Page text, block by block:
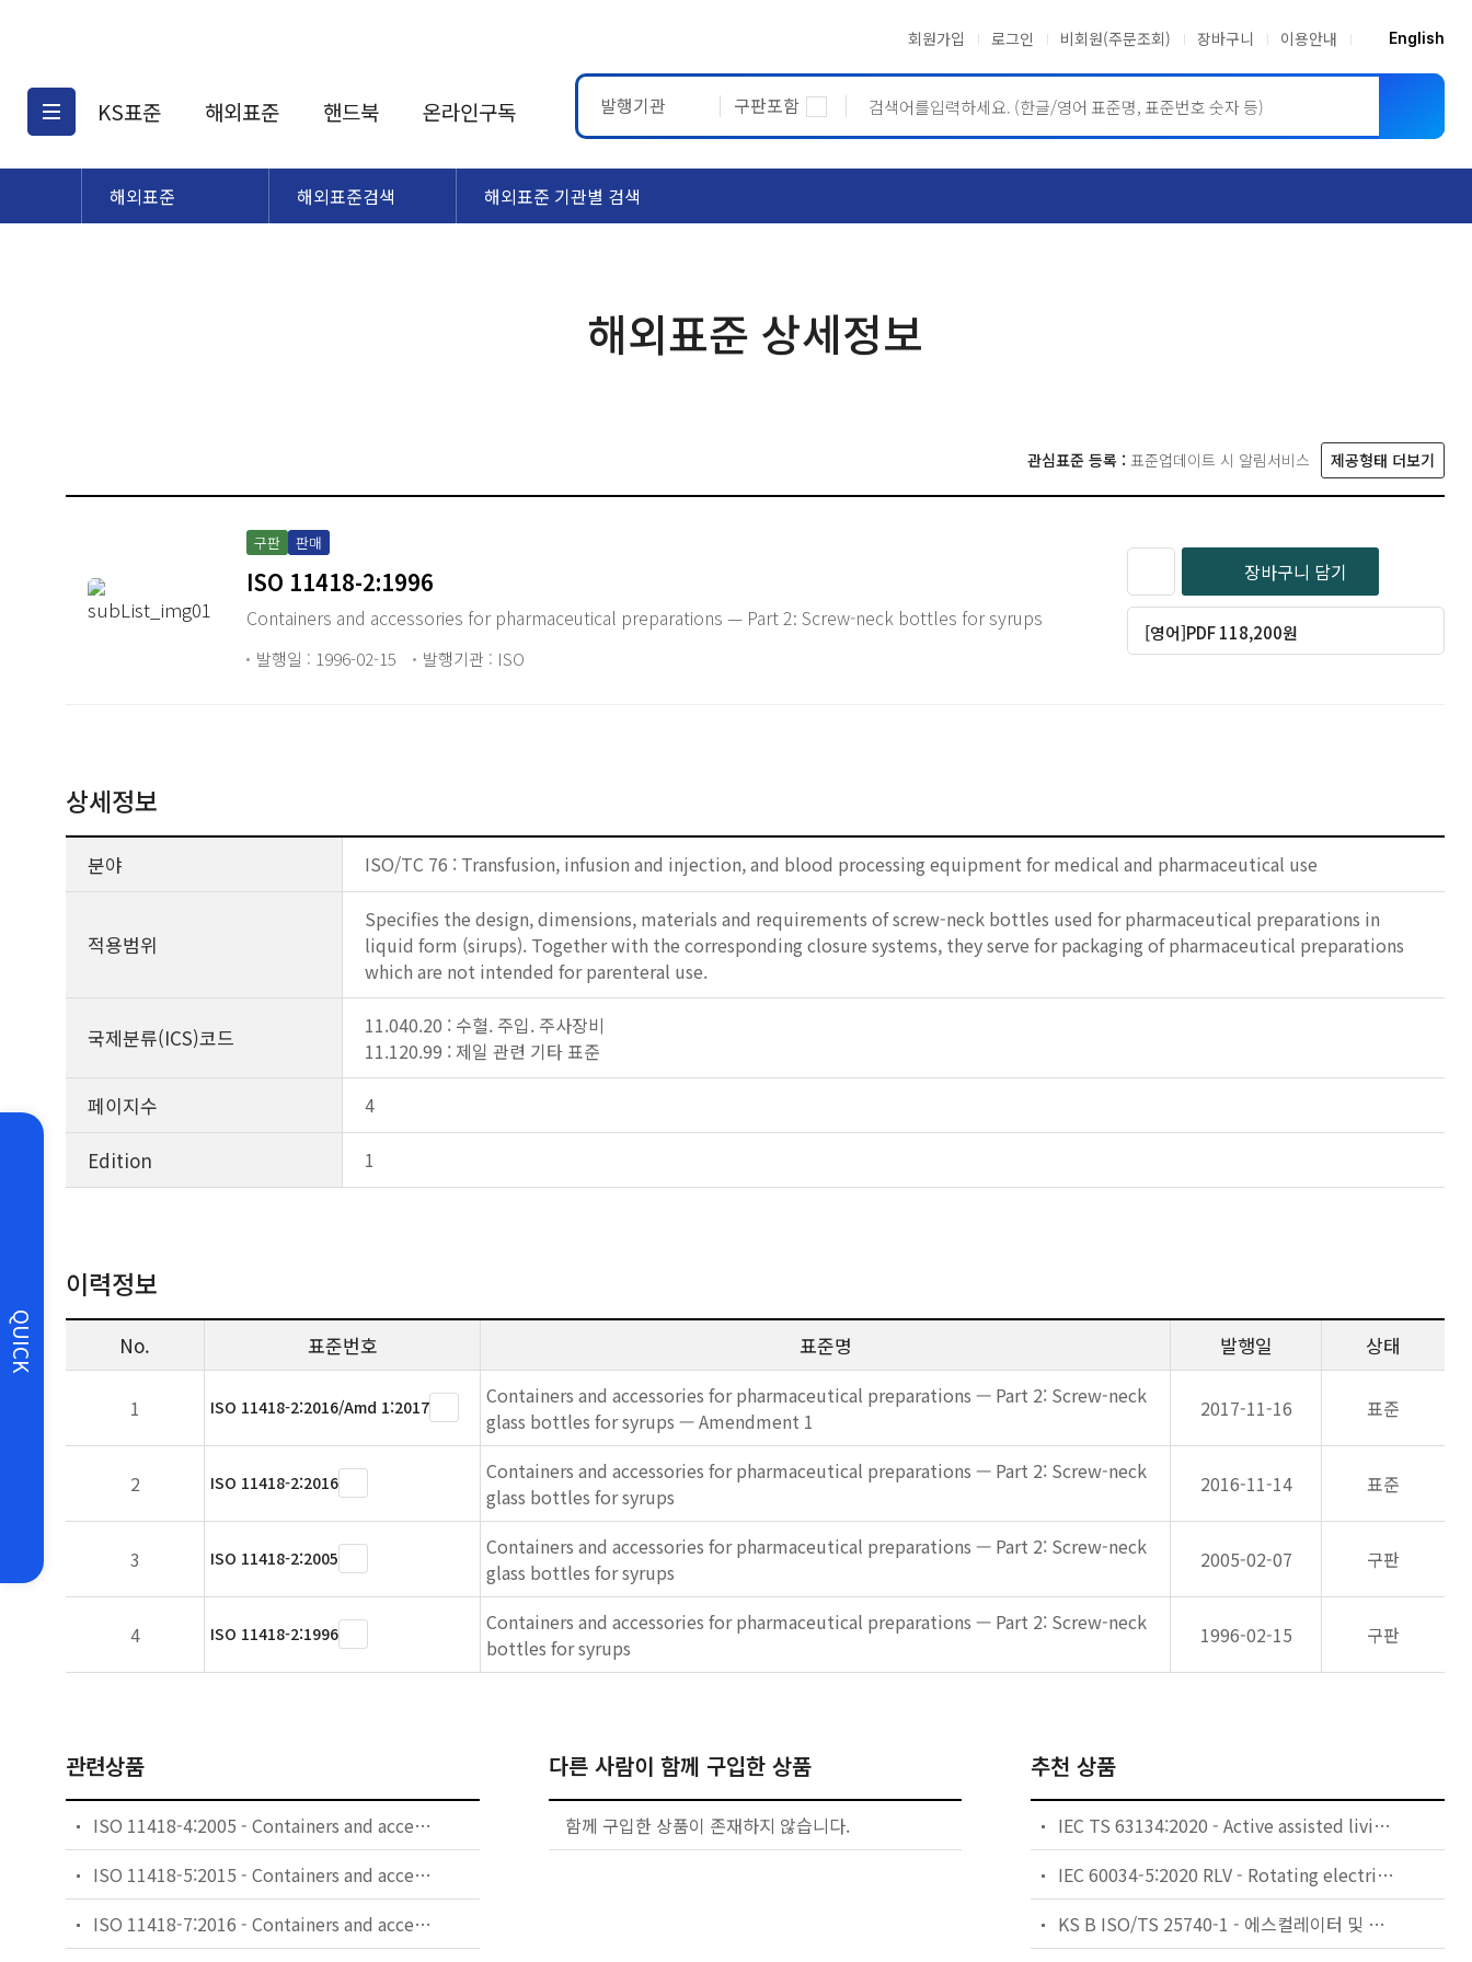
회원가입 로그인 비회원(주문조회) 장바구니 이용안내 English
KS표준
KS표준검색
해외표준
해외표준검색
핸드북 온라인구독 발행기관 구판포함
QUICK
해외표준 해외표준검색 해외표준 기관별 검색
해외표준 상세정보
관심표준 등록 : 표준업데이트 시 알림서비스 제공형태 더보기
구판 판매
ISO 11418-2:1996
Containers and accessories for pharmaceutical preparations — Part 2: Screw-neck bottles for syrups
발행일 : 1996-02-15 발행기관 : ISO
장바구니 담기
[영어]PDF 118,200원
상세정보
분야 ISO/TC 76 : Transfusion, infusion and injection, and blood processing equipment for medical and pharmaceutical use
적용범위
Specifies the design, dimensions, materials and requirements of screw-neck bottles used for pharmaceutical preparations in
liquid form (sirups). Together with the corresponding closure systems, they serve for packaging of pharmaceutical preparations
which are not intended for parenteral use.
국제분류(ICS)코드
11.040.20 : 수혈. 주입. 주사장비
11.120.99 : 제일 관련 기타 표준
페이지수 4
Edition 1
이력정보
No. 표준번호 표준명 발행일 상태
1 ISO 11418-2:2016/Amd 1:2017
Containers and accessories for pharmaceutical preparations — Part 2: Screw-neck
glass bottles for syrups — Amendment 1
2017-11-16 표준
2 ISO 11418-2:2016
Containers and accessories for pharmaceutical preparations — Part 2: Screw-neck
glass bottles for syrups
2016-11-14 표준
3 ISO 11418-2:2005
Containers and accessories for pharmaceutical preparations — Part 2: Screw-neck
glass bottles for syrups
2005-02-07 구판
4 ISO 11418-2:1996
Containers and accessories for pharmaceutical preparations — Part 2: Screw-neck
bottles for syrups
1996-02-15 구판
관련상품
ISO 11418-4:2005 - Containers and accessories for pharmaceutical preparations — Part 4: Tablet glass bottles
ISO 11418-5:2015 - Containers and accessories for pharmaceutical preparations — Part 5: Dropper assemblies
ISO 11418-7:2016 - Containers and accessories for pharmaceutical preparations — Part 7: Screw-neck vials made of glass tubing for liquid dosage forms
다른 사람이 함께 구입한 상품
함께 구입한 상품이 존재하지 않습니다.
추천 상품
IEC TS 63134:2020 - Active assisted living (AAL) use cases
IEC 60034-5:2020 RLV - Rotating electrical machines - Part 5: Degrees of protection provided by the integral design of rotating electrical machines (IP code) - Classification
KS B ISO/TS 25740-1 - 에스컬레이터 및 무빙워크에 대한 안전요건 — 제1부: 세계공통 필수 안전요건(GESRs)